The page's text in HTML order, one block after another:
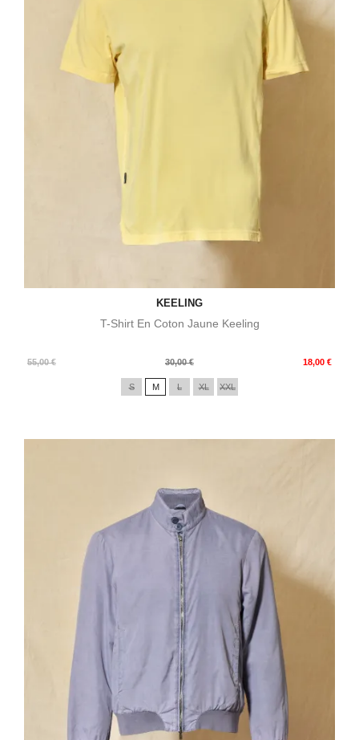
KEELING
T-Shirt En Coton Jaune Keeling
55,00 €
Prix
30,00 € 18,00 €
Prix
S M L XL XXL